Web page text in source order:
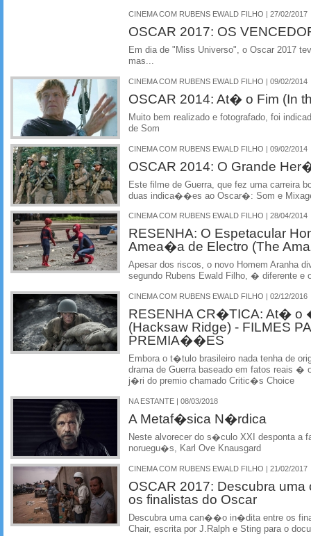
CINEMA COM RUBENS EWALD FILHO | 27/02/2017
OSCAR 2017: OS
Em dia de "Miss Universo", o Oscar 2017
mas...
CINEMA COM RUBENS EWALD FILHO | 09/02/2014
OSCAR 2014: At� o Fim (In
Muito bem realizado e fotografado, foi
de Som
CINEMA COM RUBENS EWALD FILHO | 09/02/2014
OSCAR 2014: O Grande
Este filme de Guerra, que fez uma carreira
duas indica��es ao Oscar�: Som e
CINEMA COM RUBENS EWALD FILHO | 28/04/2014
RESENHA: O Espetacular
Amea�a de Electro (The
Apesar dos riscos, o novo Homem Aranha
segundo Rubens Ewald Filho, � diferente e
CINEMA COM RUBENS EWALD FILHO | 02/12/2016
RESENHA CR�TICA: At� o
(Hacksaw Ridge) - FILMES
PREMIA��ES
Embora o t�tulo brasileiro nada tenha de
drama de Guerra baseado em fatos reais �
j�ri do premio chamado Critic�s Choice
NA ESTANTE | 08/03/2018
A Metaf�sica N�rdica
Neste alvorecer do s�culo XXI desponta a
noruegu�s, Karl Ove Knausgard
CINEMA COM RUBENS EWALD FILHO | 21/02/2017
OSCAR 2017: Descubra
os finalistas do Oscar
Descubra uma can��o in�dita entre os
Chair, escrita por J.Ralph e Sting para o